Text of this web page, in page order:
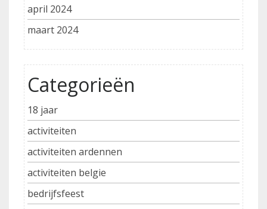
april 2024
maart 2024
Categorieën
18 jaar
activiteiten
activiteiten ardennen
activiteiten belgie
bedrijfsfeest